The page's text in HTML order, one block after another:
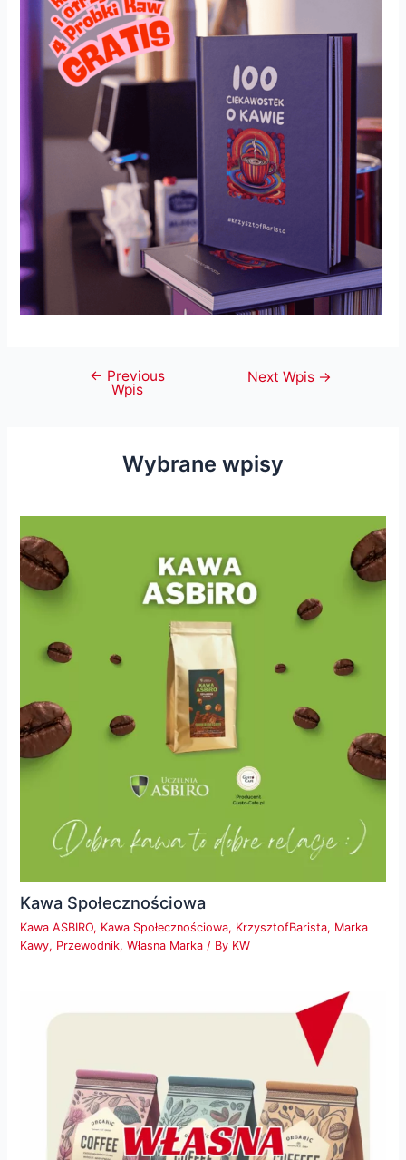
Nawigacja
← Previous
Wpis
Next Wpis →
Wybrane wpisy
Kawa Społecznościowa
Kawa ASBIRO, Kawa Społecznościowa, KrzysztofBarista, Marka
Kawy, Przewodnik,Własna Marka / By KW